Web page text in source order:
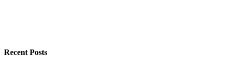
Recent Posts